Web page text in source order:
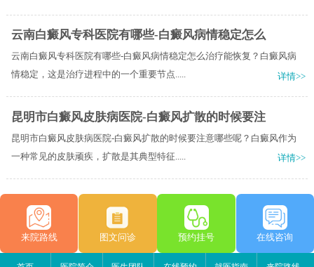
云南白癜风专科医院有哪些-白癜风病情稳定怎么
云南白癜风专科医院有哪些-白癜风病情稳定怎么治疗能恢复？白癜风病
情稳定，这是治疗进程中的一个重要节点.....
详情>>
昆明市白癜风皮肤病医院-白癜风扩散的时候要注
昆明市白癜风皮肤病医院-白癜风扩散的时候要注意哪些呢？白癜风作为
一种常见的皮肤顽疾，扩散是其典型特征.....
详情>>
来院路线 图文问诊 预约挂号 在线咨询